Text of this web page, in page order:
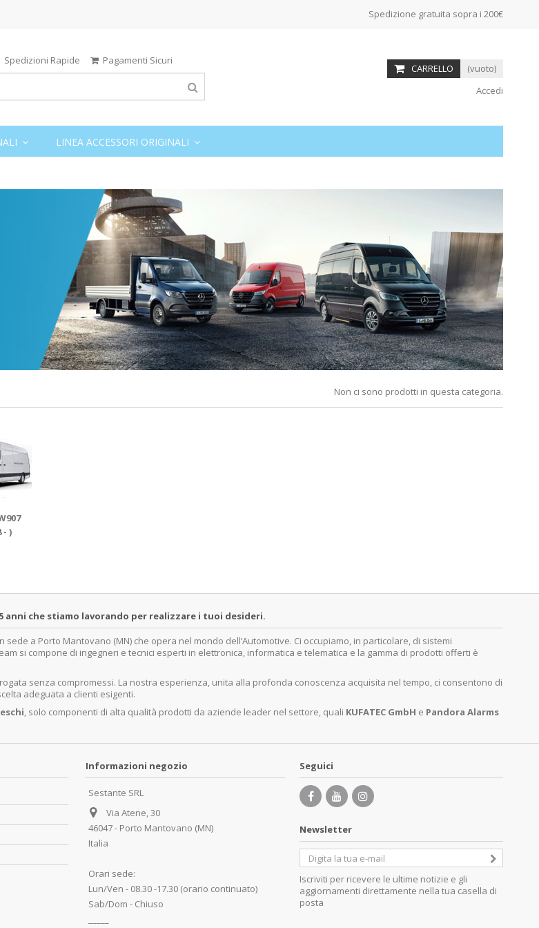
Spedizione gratuita sopra i 200€
Spedizioni Rapide Pagamenti Sicuri
CARRELLO
(vuoto)
Accedi
LINEA ACCESSORI ORIGINALI
Non ci sono prodotti in questa categoria.
- )
che stiamo lavorando per realizzare i tuoi desideri.
a Porto Mantovano (MN) che opera nel mondo dell’Automotive. Ci occupiamo, in particolare, di sistemi
si compone di ingegneri e tecnici esperti in elettronica, informatica e telematica e la gamma di prodotti offerti è
senza compromessi. La nostra esperienza, unita alla profonda conoscenza acquisita nel tempo, ci consentono di
adeguata a clienti esigenti.
, solo componenti di alta qualità prodotti da aziende leader nel settore, quali KUFATEC GmbH e Pandora Alarms
Informazioni negozio
Sestante SRL
Via Atene, 30
46047 - Porto Mantovano (MN)
Italia
Orari sede:
Lun/Ven - 08.30 -17.30 (orario continuato)
Sab/Dom - Chiuso
Seguici
Newsletter
Iscriviti per ricevere le ultime notizie e gli
aggiornamenti direttamente nella tua casella di
posta